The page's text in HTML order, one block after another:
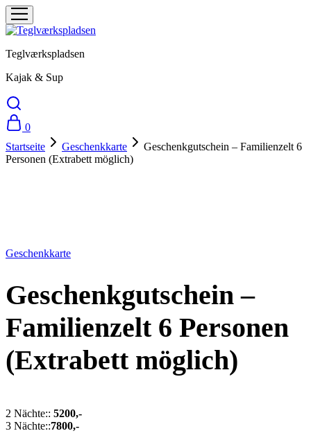
Teglværkspladsen
Kajak & Sup
0
Startseite
Geschenkkarte
Geschenkgutschein – Familienzelt 6
Personen (Extrabett möglich)
Geschenkkarte
Geschenkgutschein –
Familienzelt 6 Personen
(Extrabett möglich)
2 Nächte:: 5200,-
3 Nächte::7800,-